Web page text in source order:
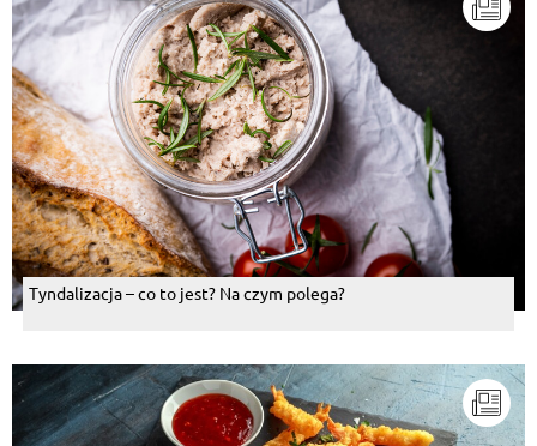
Tyndalizacja – co to jest? Na czym polega?